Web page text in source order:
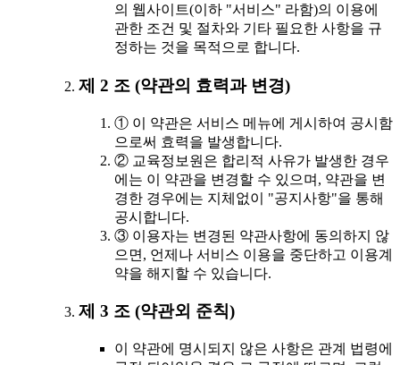
의 웹사이트(이하 "서비스" 라함)의 이용에
관한 조건 및 절차와 기타 필요한 사항을 규
정하는 것을 목적으로 합니다.
제 2 조 (약관의 효력과 변경)
① 이 약관은 서비스 메뉴에 게시하여 공시함
으로써 효력을 발생합니다.
② 교육정보원은 합리적 사유가 발생한 경우
에는 이 약관을 변경할 수 있으며, 약관을 변
경한 경우에는 지체없이 "공지사항"을 통해
공시합니다.
③ 이용자는 변경된 약관사항에 동의하지 않
으면, 언제나 서비스 이용을 중단하고 이용계
약을 해지할 수 있습니다.
제 3 조 (약관외 준칙)
이 약관에 명시되지 않은 사항은 관계 법령에